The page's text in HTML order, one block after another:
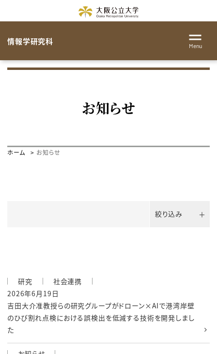
情報学研究科 Menu
お知らせ
ホーム お知らせ
絞り込み
研究
社会連携
2026年6月19日
吉田大介准教授らの研究グループがドローン×AIで港湾岸壁
のひび割れ点検における誤検出を低減する技術を開発しまし
た